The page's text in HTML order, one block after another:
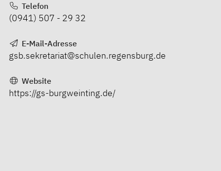
Telefon
(0941) 507 - 29 32
E-Mail-Adresse
gsb.sekretariat@schulen.regensburg.de
Website
https://gs-burgweinting.de/